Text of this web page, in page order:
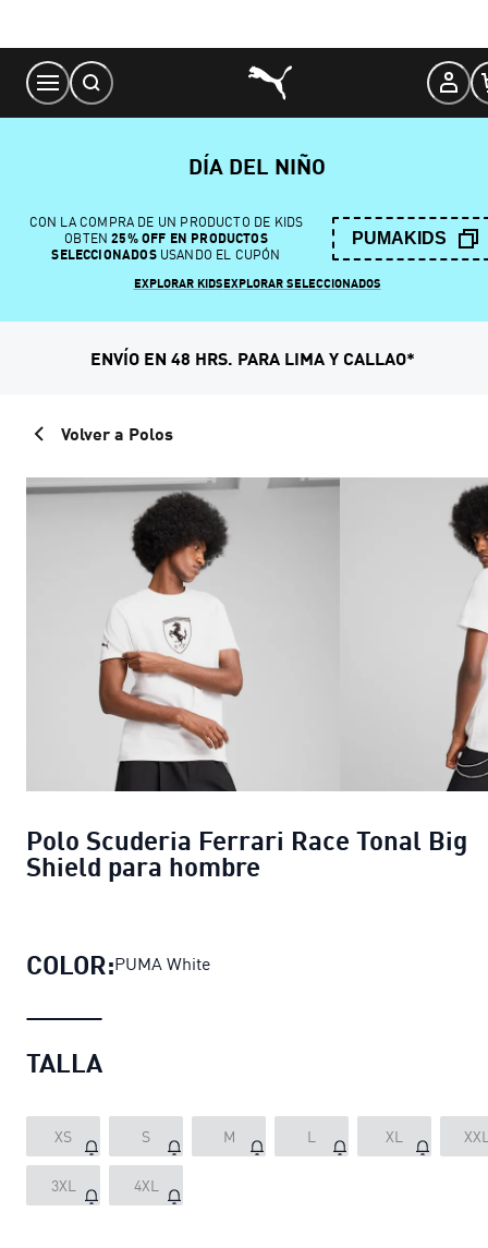
Content
DÍA DEL NIÑO
CON LA COMPRA DE UN PRODUCTO DE KIDS
OBTEN 25% OFF EN PRODUCTOS
SELECCIONADOSUSANDO EL CUPÓN
PUMAKIDS
EXPLORAR KIDSEXPLORAR SELECCIONADOS
ENVÍO EN 48 HRS. PARA LIMA Y CALLAO*
Volver a Polos
Polo Scuderia Ferrari Race Tonal Big
Shield para hombre
COLOR:PUMA White
TALLA
XS S M L XL
3XL 4XL